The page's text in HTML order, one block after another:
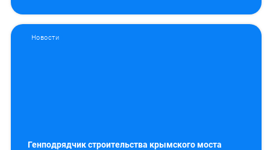
Новости
Генподрядчик строительства крымского моста